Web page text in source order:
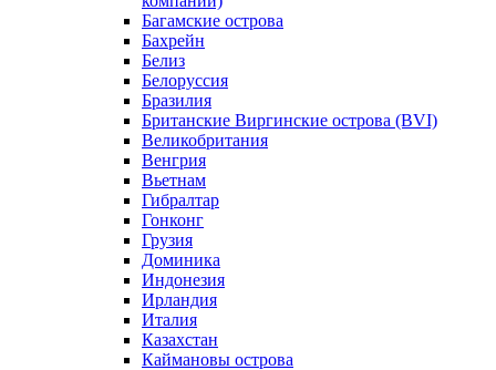
Багамские острова
Бахрейн
Белиз
Белоруссия
Бразилия
Британские Виргинские острова (BVI)
Великобритания
Венгрия
Вьетнам
Гибралтар
Гонконг
Грузия
Доминика
Индонезия
Ирландия
Италия
Казахстан
Каймановы острова